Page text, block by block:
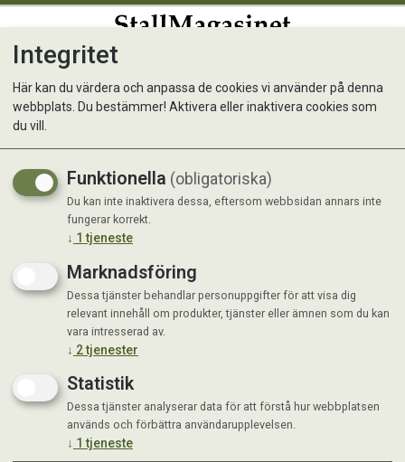
Effileringssax 17,5 cm
Integritet
Här kan du värdera och anpassa de cookies vi använder på denna
webbplats. Du bestämmer! Aktivera eller inaktivera cookies som
du vill.
Funktionella (obligatoriska)
Du kan inte inaktivera dessa, eftersom webbsidan annars inte
fungerar korrekt.
↓ 1 tjeneste
Marknadsföring
Dessa tjänster behandlar personuppgifter för att visa dig
relevant innehåll om produkter, tjänster eller ämnen som du kan
vara intresserad av.
↓ 2tjenester
Statistik
Dessa tjänster analyserar data för att förstå hur webbplatsen
används och förbättra användarupplevelsen.
↓ 1 tjeneste